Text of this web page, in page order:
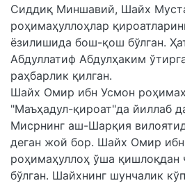
Сиддиқ Миншавий, Шайх
роҳимаҳуллоҳлар
ёзилишида бош-қош бўлган.
Абдуллатиф Абдулҳаким
раҳбарлик қилган.
Шайх Омир ибн Усмон
"Маъҳадул-қироат"да йиллаб
Мисрнинг аш-Шарқия
деган жой бор. Шайх Омир
роҳимаҳуллоҳ ўша қишлоқдан
бўлган. Шайхнинг шунчалик